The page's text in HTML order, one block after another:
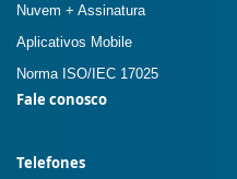
Nuvem + Assinatura
Aplicativos Mobile
Norma ISO/IEC 17025
Fale conosco
Telefones